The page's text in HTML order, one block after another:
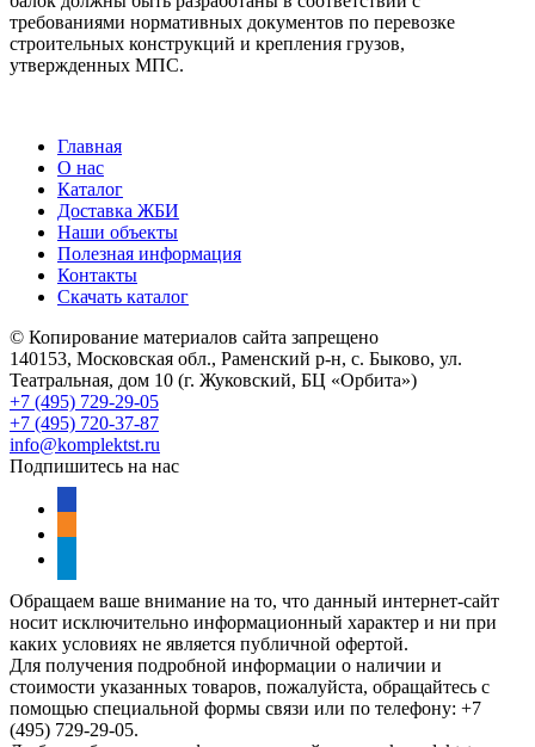
требованиями нормативных документов по перевозке
строительных конструкций и крепления грузов,
утвержденных МПС.
Главная
О нас
Каталог
Доставка ЖБИ
Наши объекты
Полезная информация
Контакты
Скачать каталог
© Копирование материалов сайта запрещено
140153, Московская обл., Раменский р-н, с. Быково, ул.
Театральная, дом 10 (г. Жуковский, БЦ «Орбита»)
+7 (495) 729-29-05
+7 (495) 720-37-87
info@komplektst.ru
Подпишитесь на нас
Обращаем ваше внимание на то, что данный интернет-сайт
носит исключительно информационный характер и ни при
каких условиях не является публичной офертой.
Для получения подробной информации о наличии и
стоимости указанных товаров, пожалуйста, обращайтесь с
помощью специальной формы связи или по телефону: +7
(495) 729-29-05.